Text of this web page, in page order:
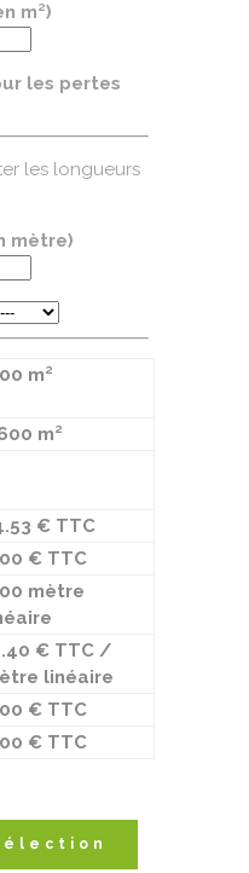
m²)
les pertes
les longueurs
mètre)
m²
m²
€ TTC
€ TTC
mètre
€ TTC /
linéaire
€ TTC
€ TTC